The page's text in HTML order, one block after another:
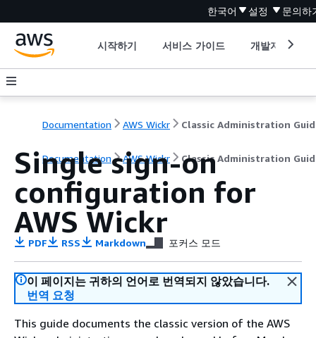
한국어 설정 문의하
시작하기 서비스 가이드 개발자 도구
Documentation AWS Wickr Classic Administration
Documentation AWS Wickr Classic Administration
Single sign-on
configuration for
AWS Wickr
PDF RSS Markdown 포커스 모드
이 페이지는 귀하의 언어로 번역되지 않았습니다.
번역 요청
This guide documents the classic version of the AWS